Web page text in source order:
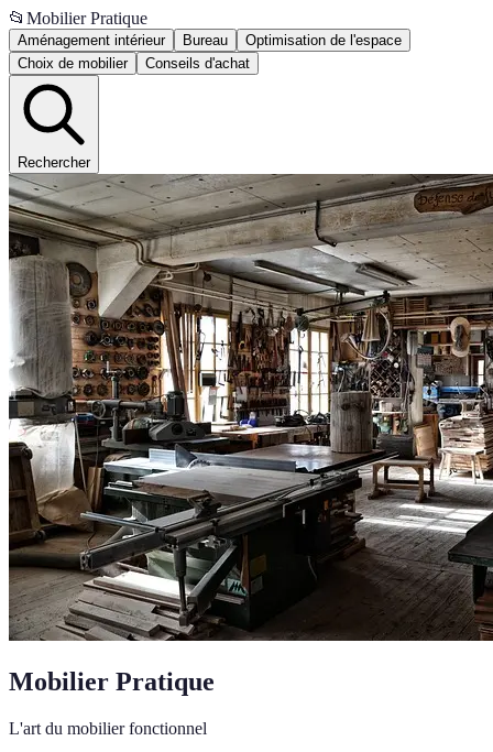
📂 Mobilier Pratique
Aménagement intérieur Bureau
Optimisation de l'espace
Choix de mobilier
Conseils d'achat
Rechercher
Mobilier Pratique
L'art du mobilier fonctionnel